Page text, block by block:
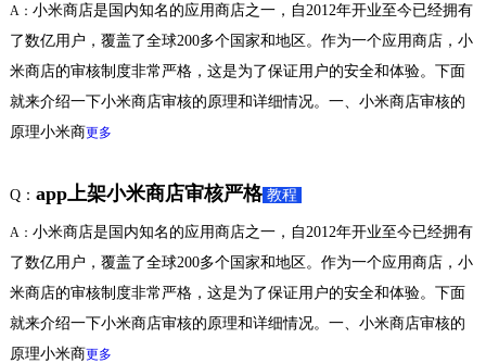
A： 小米商店是国内知名的应用商店之一，自2012年开业至今已经拥有
了数亿用户，覆盖了全球200多个国家和地区。作为一个应用商店，小
米商店的审核制度非常严格，这是为了保证用户的安全和体验。下面
就来介绍一下小米商店审核的原理和详细情况。一、小米商店审核的
原理小米商更多
Q： app上架小米商店审核严格 教程
A： 小米商店是国内知名的应用商店之一，自2012年开业至今已经拥有
了数亿用户，覆盖了全球200多个国家和地区。作为一个应用商店，小
米商店的审核制度非常严格，这是为了保证用户的安全和体验。下面
就来介绍一下小米商店审核的原理和详细情况。一、小米商店审核的
原理小米商更多